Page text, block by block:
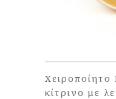
κίτρινο με